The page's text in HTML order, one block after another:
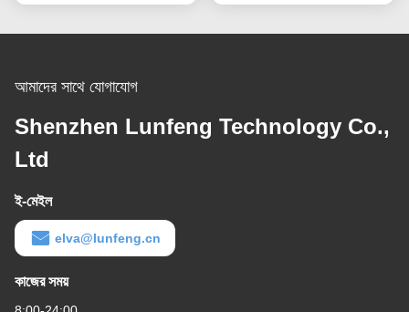
আমাদের সাথে যোগাযোগ
Shenzhen Lunfeng Technology Co.,
Ltd
ই-মেইল
elva@lunfeng.cn
কাজের সময়